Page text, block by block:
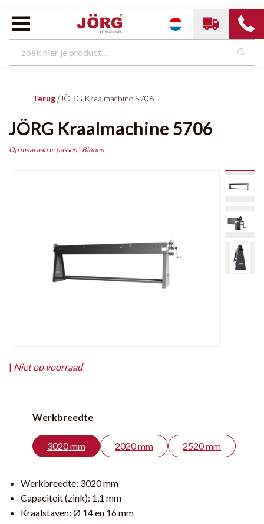
Terug | JÖRG Kraalmachine 5706
JÖRG Kraalmachine 5706
Op maat aan te passen | Binnen
| Niet op voorraad
Werkbreedte
3020 mm 2020 mm 2520 mm
Werkbreedte: 3020 mm
Capaciteit (zink): 1,1 mm
Kraalstaven: Ø 14 en 16 mm